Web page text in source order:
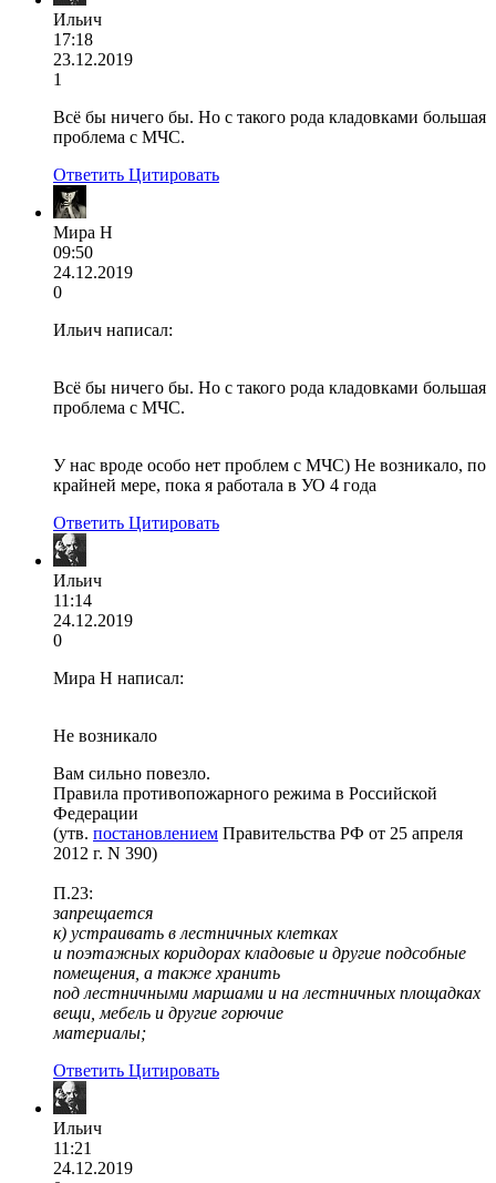
Ильич
17:18
23.12.2019
1
Всё бы ничего бы. Но с такого рода кладовками большая
проблема с МЧС.
Ответить Цитировать
Мира Н
09:50
24.12.2019
0
Ильич написал:
Всё бы ничего бы. Но с такого рода кладовками большая
проблема с МЧС.
У нас вроде особо нет проблем с МЧС) Не возникало, по
крайней мере, пока я работала в УО 4 года
Ответить Цитировать
Ильич
11:14
24.12.2019
0
Мира Н написал:
Не возникало
Вам сильно повезло.
Правила противопожарного режима в Российской
Федерации
(утв. постановлением Правительства РФ от 25 апреля
2012 г. N 390)
П.23:
запрещается
к) устраивать в лестничных клетках
и поэтажных коридорах кладовые и другие подсобные
помещения, а также хранить
под лестничными маршами и на лестничных площадках
вещи, мебель и другие горючие
материалы;
Ответить Цитировать
Ильич
11:21
24.12.2019